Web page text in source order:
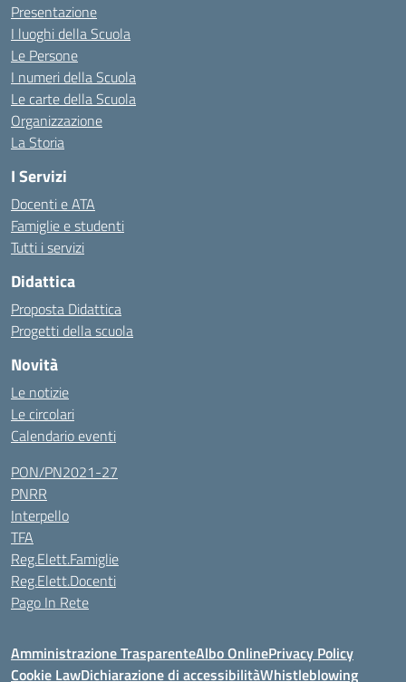
Presentazione
I luoghi della Scuola
Le Persone
I numeri della Scuola
Le carte della Scuola
Organizzazione
La Storia
I Servizi
Docenti e ATA
Famiglie e studenti
Tutti i servizi
Didattica
Proposta Didattica
Progetti della scuola
Novità
Le notizie
Le circolari
Calendario eventi
PON/PN2021-27
PNRR
Interpello
TFA
Reg.Elett.Famiglie
Reg.Elett.Docenti
Pago In Rete
Amministrazione TrasparenteAlbo OnlinePrivacy Policy
Cookie LawDichiarazione di accessibilitàWhistleblowing